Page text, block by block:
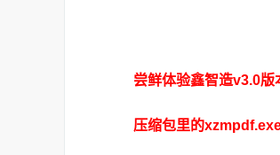
尝鲜体验鑫智造v3.0版
压缩包里的xzmpdf.exe